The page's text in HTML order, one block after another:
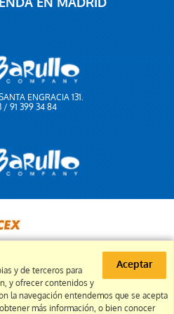
ENGRACIA 131.
/ 91 399 34 84
Aceptar
y de terceros para
y ofrecer contenidos y
la navegación entendemos que se acepta
más información, o bien conocer